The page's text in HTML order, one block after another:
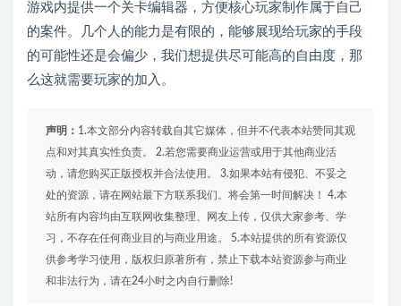
游戏内提供一个关卡编辑器，方便核心玩家制作属于自己
的案件。几个人的能力是有限的，能够展现给玩家的手段
的可能性还是会偏少，我们想提供尽可能高的自由度，那
么这就需要玩家的加入。
声明： 1.本文部分内容转载自其它媒体，但并不代表本站赞同其观
点和对其真实性负责。 2.若您需要商业运营或用于其他商业活
动，请您购买正版授权并合法使用。 3.如果本站有侵犯、不妥之
处的资源，请在网站最下方联系我们。将会第一时间解决！ 4.本
站所有内容均由互联网收集整理、网友上传，仅供大家参考、学
习，不存在任何商业目的与商业用途。 5.本站提供的所有资源仅
供参考学习使用，版权归原著所有，禁止下载本站资源参与商业
和非法行为，请在24小时之内自行删除!